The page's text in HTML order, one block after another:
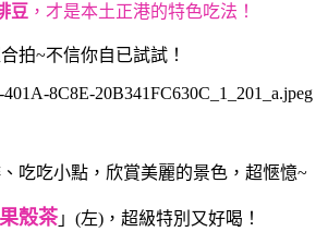
豆 ，才是本土正港的特色吃法！
拍~不信你自已試試！
吃吃小點，欣賞美麗的景色，超愜憶~
殼茶」(左)，超級特別又好喝！